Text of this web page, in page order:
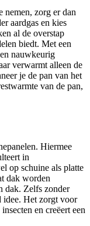
nemen, zorg er dan
aardgas en kies
al de overstap
biedt. Met een
nauwkeurig
verwarmt alleen de
je de pan van het
van de pan,
Hiermee
in
op schuine als platte
dak worden
dak. Zelfs zonder
idee. Het zorgt voor
en creëert een